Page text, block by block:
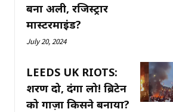
बना अली, रजिस्ट्रार
मास्टरमाइंड?
July 20, 2024
LEEDS UK RIOTS:
शरण दो, दंगा लो! ब्रिटेन
को गाज़ा किसने बनाया?